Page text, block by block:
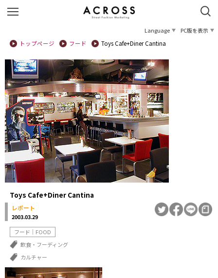
Language
PC版を表示
トップページ
フード Toys Cafe+Diner Cantina
Toys Cafe+Diner Cantina
レポート
2003.03.29
フード｜FOOD
飲食・フーディング
カルチャー